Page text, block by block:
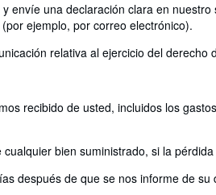
envíe una declaración clara en nuestro
ejemplo, por correo electrónico).
relativa al ejercicio del
recibido de usted, incluidos los
bien suministrado, si la
después de que se nos informe de